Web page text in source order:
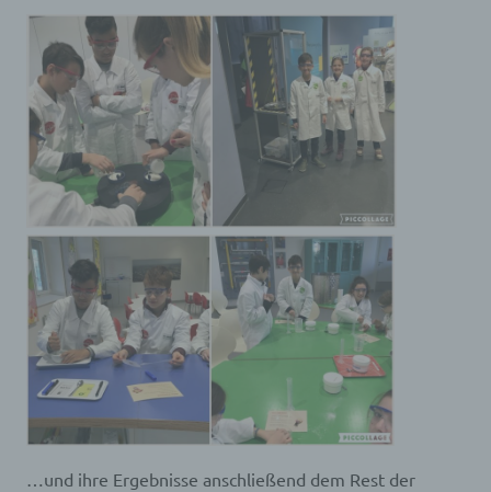
…und ihre Ergebnisse anschließend dem Rest der